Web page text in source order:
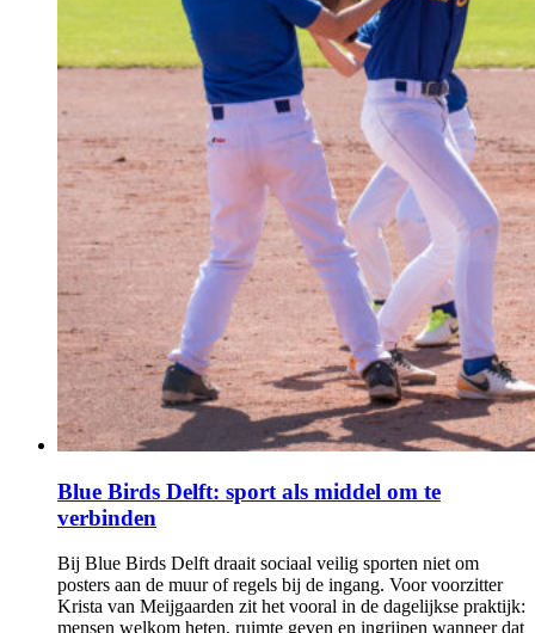
Blue Birds Delft: sport als middel om te
verbinden
Bij Blue Birds Delft draait sociaal veilig sporten niet om
posters aan de muur of regels bij de ingang. Voor voorzitter
Krista van Meijgaarden zit het vooral in de dagelijkse praktijk:
mensen welkom heten, ruimte geven en ingrijpen wanneer dat